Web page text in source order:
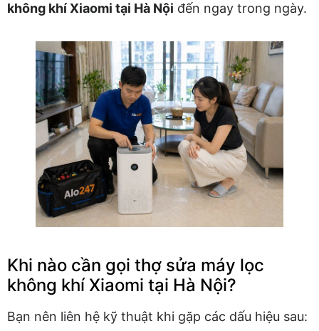
không khí Xiaomi tại Hà Nội đến ngay trong ngày.
Khi nào cần gọi thợ sửa máy lọc
không khí Xiaomi tại Hà Nội?
Bạn nên liên hệ kỹ thuật khi gặp các dấu hiệu sau: